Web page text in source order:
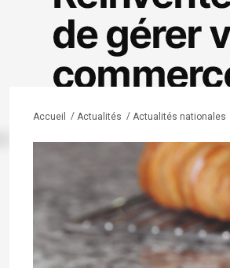
Accueil / Actualités / Actualités nationales